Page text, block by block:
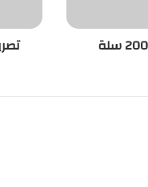
بـ 3000 ساعة تطوعية .. جامعة الإمام عبد الرحمن توزع 2000 سلة